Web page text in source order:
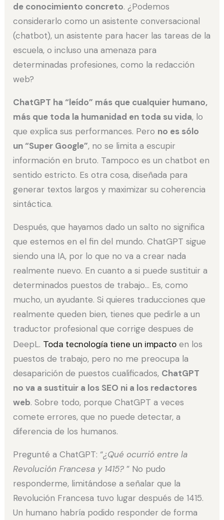
de conocimiento concreto. ¿Podemos
considerarlo como un asistente conversacional
(chatbot), un asistente para hacer las tareas de la
escuela, o incluso una amenaza para
determinadas profesiones, como la redacción
web?
ChatGPT ha “leído” más que cualquier humano,
más que toda la humanidad en toda su vida, lo
que explica sus performances. Pero no es sólo
un “Super Google”, no se limita a escupir
información en bruto. Tampoco es un chatbot en
sentido estricto. Es otra cosa, diseñada para
generar textos largos y maximizar su coherencia
sintáctica.
Después, que hayamos dado un salto no significa
que estemos en el fin del mundo. ChatGPT sigue
siendo una IA, por lo que no va a crear nada
realmente nuevo. En cuanto a si puede sustituir a
determinados puestos de trabajo… Es, como
mucho, un ayudante. Si quieres traducciones que
realmente queden bien, tienes que pedirle a un
traductor profesional que corrige despues de
DeepL. Toda tecnología tiene un impacto en los
puestos de trabajo, pero no me preocupa la
desaparición de puestos cualificados, ChatGPT
no va a sustituir a los SEO ni a los redactores
web. Sobre todo, porque ChatGPT a veces
comete errores, que no puede detectar, a
diferencia de los humanos.
Pregunté a ChatGPT: “¿Qué ocurrió entre la
Revolución Francesa y 1415? ” No pudo
responderme, limitándose a señalar que la
Revolución Francesa tuvo lugar después de 1415.
Un humano habría podido responder de forma